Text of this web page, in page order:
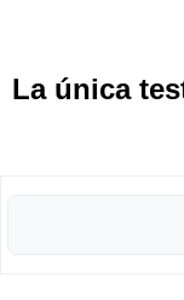
La única